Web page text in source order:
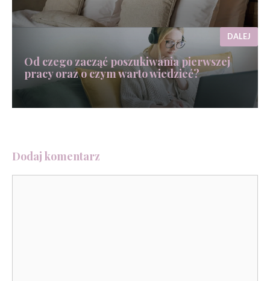
Od czego zacząć poszukiwania pierwszej
pracy oraz o czym warto wiedzieć?
DALEJ
Dodaj komentarz